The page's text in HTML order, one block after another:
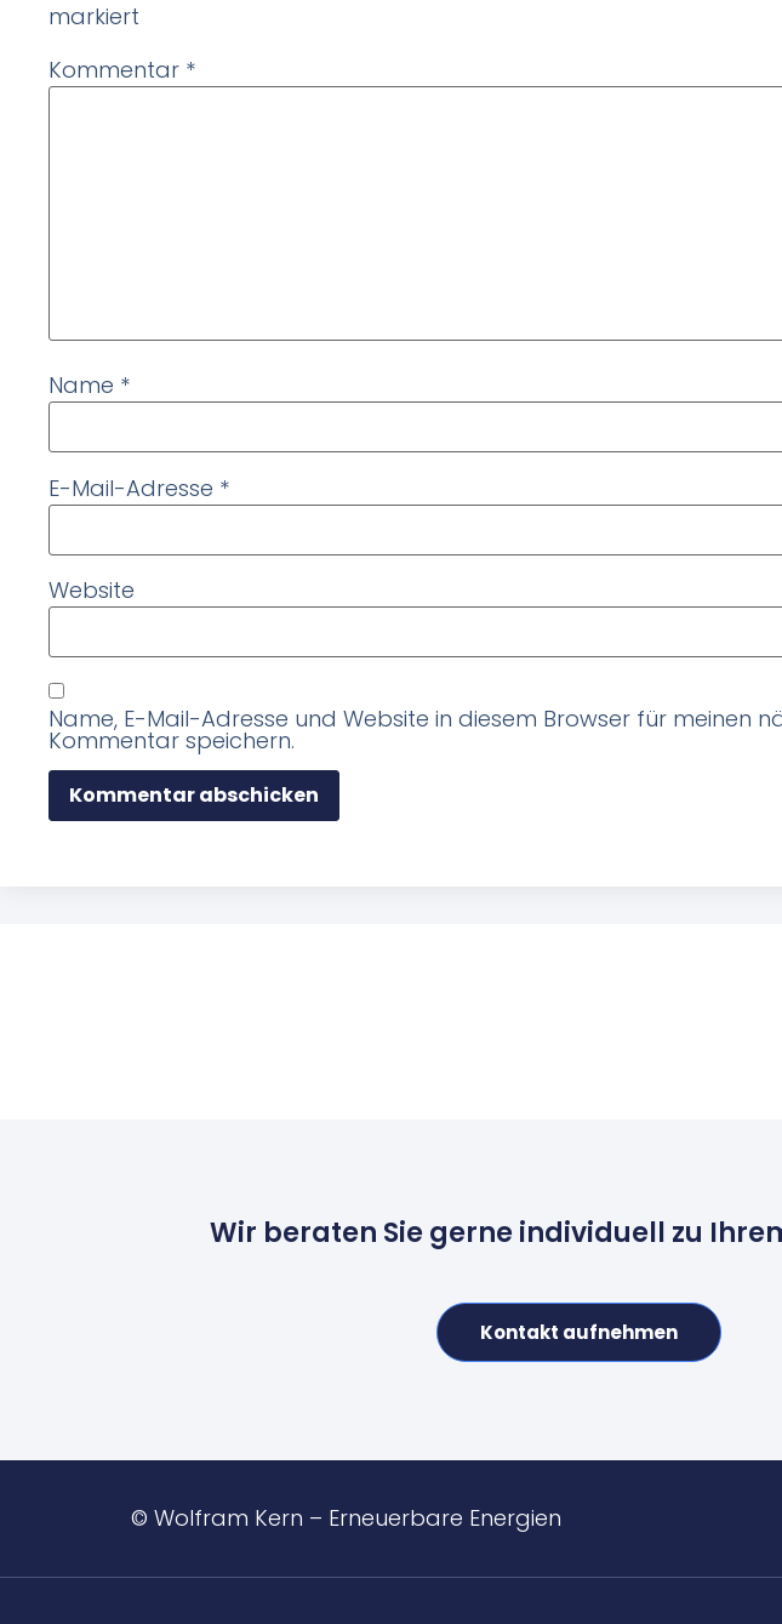
markiert
Kommentar *
Name *
E-Mail-Adresse *
Website
Name, E-Mail-Adresse und Website in diesem Browser für meinen
Kommentar speichern.
Wir beraten Sie gerne individuell zu
Kontakt aufnehmen
© Wolfram Kern – Erneuerbare Energien